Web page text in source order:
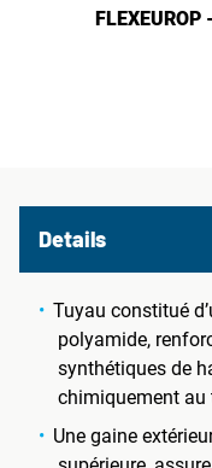
Details
Tuyau constitué
polyamide,
synthétiques de
chimiquement au
Une gaine